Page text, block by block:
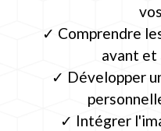
✓ Comprendre
avant et
✓ Développer
✓ Intégrer